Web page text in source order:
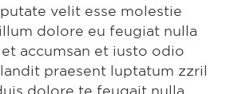
velit esse molestie
dolore eu feugiat nulla
accumsan et iusto odio
praesent luptatum zzril
dolore te feugait nulla